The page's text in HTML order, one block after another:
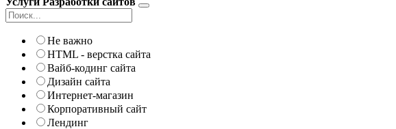
Не важно
HTML - верстка сайта
Вайб-кодинг сайта
Дизайн сайта
Интернет-магазин
Корпоративный сайт
Лендинг